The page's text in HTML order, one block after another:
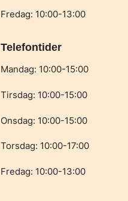
Fredag: 10:00-13:00
Telefontider
Mandag: 10:00-15:00
Tirsdag: 10:00-15:00
Onsdag: 10:00-15:00
Torsdag: 10:00-17:00
Fredag: 10:00-13:00